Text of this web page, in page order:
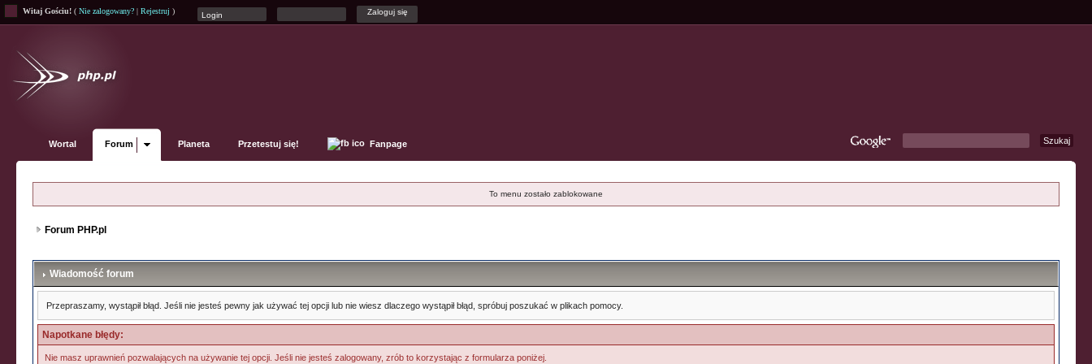
Witaj Gościu! ( Nie zalogowany? | Rejestruj )
Wortal Forum Planeta Przetestuj się! Fanpage
To menu zostało zablokowane
Forum PHP.pl
Wiadomość forum
Przepraszamy, wystąpił błąd. Jeśli nie jesteś pewny jak używać tej opcji lub nie wiesz dlaczego wystąpił błąd, spróbuj poszukać w plikach pomocy.
Napotkane błędy:
Nie masz uprawnień pozwalających na używanie tej opcji. Jeśli nie jesteś zalogowany, zrób to korzystając z formularza poniżej.